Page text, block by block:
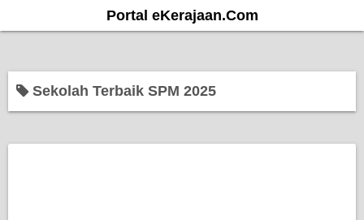
k
Portal eKerajaan.Com
Sekolah Terbaik SPM 2025